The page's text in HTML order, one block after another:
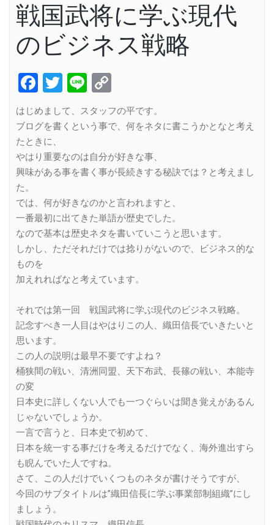
戦国武将に学ぶ現代
のビジネス戦略
Facebook
Twitter
Line
Link
はじめまして、スタッフの平です。
ブログを書くという事で、何をネタに書こうかとなと考え
たときに、
やはり重要なのは自分が好きな事、
興味がある事を書く事が長続きする秘訣では？と考えまし
た。
では、何が好きなのかと言われますと、
一番最初に出てきた単語が歴史でした。
なので基本は歴史ネタを書いていこうと思います。
しかし、ただそれだけでは捻りがないので、ビジネス的な
ものを
加えれればなと考えています。
それでは第一回 戦国武将に学ぶ現代のビジネス戦略。
記念すべき一人目はやはりこの人、織田信長でいきたいと
思います。
この人の説明は最早不要ですよね？
桶狭間の戦い、清洲同盟、天下布武、長篠の戦い、本能寺
の変
日本史に詳しくない人でも一つぐらいは聞き覚えがあるん
じゃないでしょうか。
一言で言うと、日本史で初めて、
日本を統一する事だけを考えるだけでなく、海外進出すら
も睨んでいた人ですね。
さて、この人だけでいくつものネタが書けそうですが、
今回のサブタイトルは”織田信長に学ぶ事業部制組織”にし
ましょう。